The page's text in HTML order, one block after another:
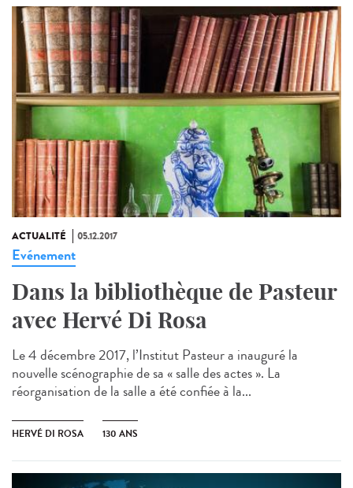
ACTUALITÉ 05.12.2017
Evénement
Dans la bibliothèque de Pasteur
avec Hervé Di Rosa
Le 4 décembre 2017, l’Institut Pasteur a inauguré la
nouvelle scénographie de sa « salle des actes ». La
réorganisation de la salle a été confiée à la...
HERVÉ DI ROSA 130 ANS